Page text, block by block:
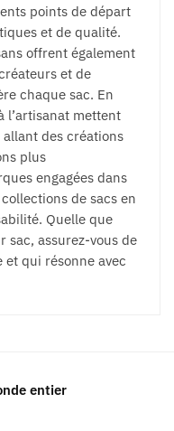
points de départ
et de qualité.
offrent également
et de
chaque sac. En
l’artisanat mettent
allant des créations
plus
engagées dans
de sacs en
Quelle que
sac, assurez-vous de
qui résonne avec
entier